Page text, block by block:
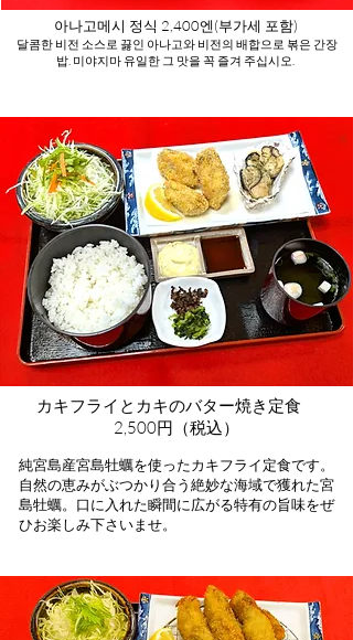
아나고메시 정식 2 ,400엔(부가세 포함)
​ 달콤한 비전 소스로 끓인 아나고와 비전의 배합으로 볶은 간장
밥. 미야지마 유일한 그 맛을 꼭 즐겨 주십시오.
カキフライとカキのバター焼き定食
2,500円（税込）​
純宮島産宮島牡蠣を使ったカキフライ定食です。
自然の恵みがぶつかり合う絶妙な海域で獲れた宮
島牡蠣。 口に入れた瞬間に広がる特有の旨味をぜ
ひお楽しみ下さいませ。